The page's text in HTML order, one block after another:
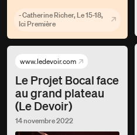
- Catherine Richer, Le 15-18,
Ici Première
www.ledevoir.com
Le Projet Bocal face
au grand plateau
(Le Devoir)
14 novembre 2022